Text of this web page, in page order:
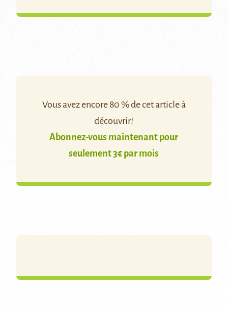
Vous avez encore 80 % de cet article à
découvrir!
Abonnez-vous maintenant pour
seulement 3€ par mois